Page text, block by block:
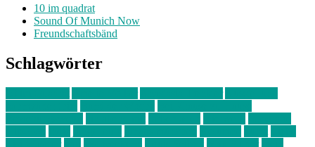
10 im quadrat
Sound Of Munich Now
Freundschaftsbänd
Schlagwörter